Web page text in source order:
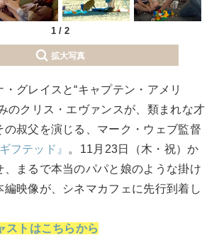
1 / 2
拡大写真
グレイスと“キャプテン・アメリ
のクリス・エヴァンスが、類まれな才
の叔父を演じる、マーク・ウェブ監督
フテッド』 。11月23日（木・祝）か
、まるで本当のパパと娘のような掛け
編映像が、シネマカフェに先行到着し
ストはこちらから